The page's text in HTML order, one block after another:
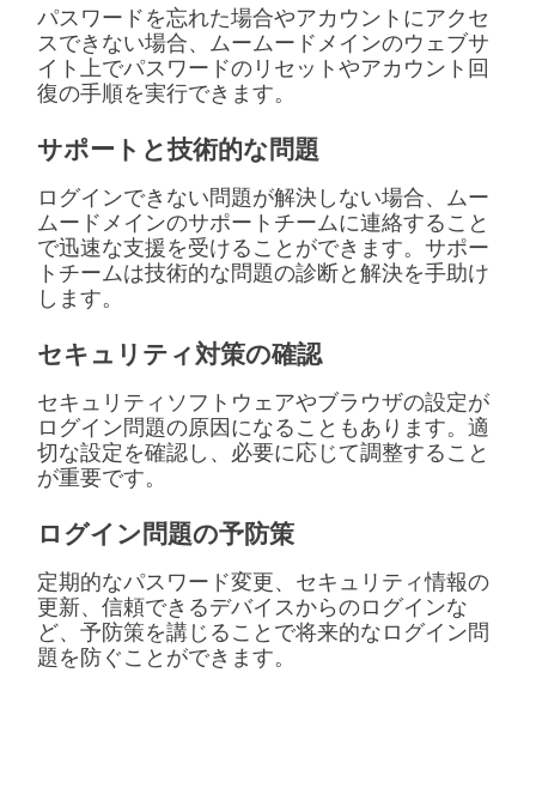
パスワードを忘れた場合やアカウントにアクセ
スできない場合、ムームードメインのウェブサ
イト上でパスワードのリセットやアカウント回
復の手順を実行できます。
サポートと技術的な問題
ログインできない問題が解決しない場合、ムー
ムードメインのサポートチームに連絡すること
で迅速な支援を受けることができます。サポー
トチームは技術的な問題の診断と解決を手助け
します。
セキュリティ対策の確認
セキュリティソフトウェアやブラウザの設定が
ログイン問題の原因になることもあります。適
切な設定を確認し、必要に応じて調整すること
が重要です。
ログイン問題の予防策
定期的なパスワード変更、セキュリティ情報の
更新、信頼できるデバイスからのログインな
ど、予防策を講じることで将来的なログイン問
題を防ぐことができます。